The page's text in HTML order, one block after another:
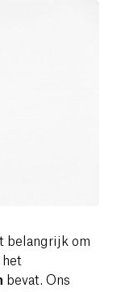
belangrijk om
het
bevat. Ons